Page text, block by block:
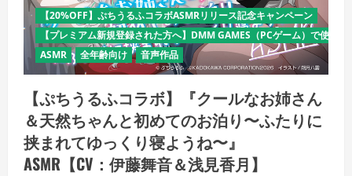
【20%OFF】ぷちうるふコラボASMRリリース記念キャンペーン
【プレミアム新規登録された方へ】DMM GAMES（PCゲーム）で使え
ASMR
全年齢向け 音声作品
【ぷちうるふコラボ】『クールなお姉さん
＆天然ちゃんと初めてのお泊り〜ふたりに
挟まれてゆっくり寝ようね〜』
ASMR【CV：伊藤舞音＆浅見香月】